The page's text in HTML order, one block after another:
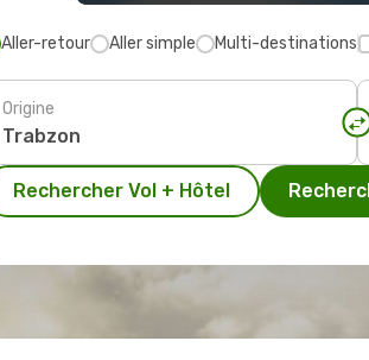
Aller-retour Aller simple Multi-destinations
Origine
Rechercher Vol + Hôtel